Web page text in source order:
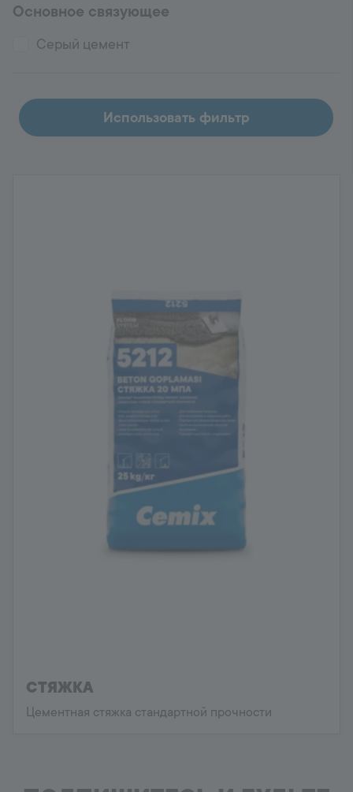
Основное связующее
Серый цемент
Использовать фильтр
СТЯЖКА
Цементная стяжка стандартной прочности